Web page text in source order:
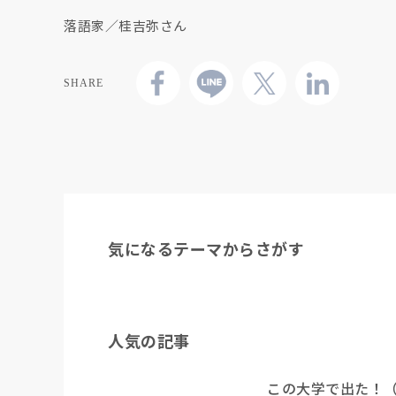
落語家／桂吉弥さん
SHARE
気になるテーマからさがす
人気の記事
この大学で出た！